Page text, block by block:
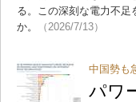
る。この深刻な電力不
か。
（2026/7/13）
中国勢も
パワ